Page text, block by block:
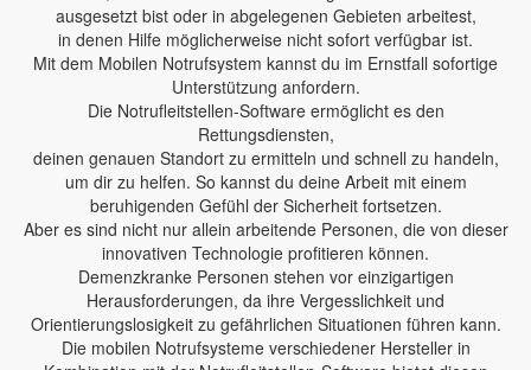
ausgesetzt bist oder in abgelegenen Gebieten arbeitest,
in denen Hilfe möglicherweise nicht sofort verfügbar ist.
Mit dem Mobilen Notrufsystem kannst du im Ernstfall sofortige
Unterstützung anfordern.
Die Notrufleitstellen-Software ermöglicht es den
Rettungsdiensten,
deinen genauen Standort zu ermitteln und schnell zu handeln,
um dir zu helfen. So kannst du deine Arbeit mit einem
beruhigenden Gefühl der Sicherheit fortsetzen.
Aber es sind nicht nur allein arbeitende Personen, die von dieser
innovativen Technologie profitieren können.
Demenzkranke Personen stehen vor einzigartigen
Herausforderungen, da ihre Vergesslichkeit und
Orientierungslosigkeit zu gefährlichen Situationen führen kann.
Die mobilen Notrufsysteme verschiedener Hersteller in